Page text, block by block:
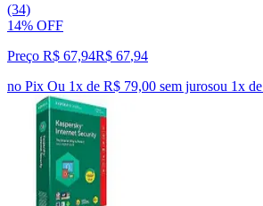
(34)
14% OFF
Preço R$ 67,94R$ 67,94
no Pix Ou 1x de R$ 79,00 sem jurosou 1x de